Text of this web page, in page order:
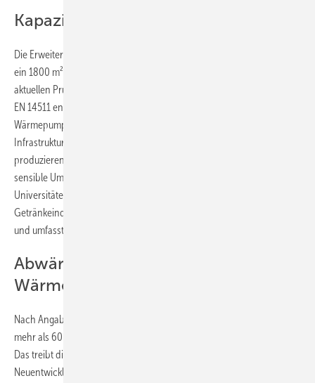
Kapazitäten für Großwärmepumpen
Die Erweiterung umfasst 2300 m² zusätzliche Produktionsfläche sowie
ein 1800 m² großes Kunden-Experience- und Testzentrum, das den
aktuellen Prüfnormen der European Heat Pump Association gemäß
EN 14511 entspricht. Dadurch kann Johnson Controls leistungsstarke
Wärmepumpen für den Einsatz in der Fernwärme, in der öffentlichen
Infrastruktur und in industriellen Anwendungen entwickeln,
produzieren und testen. Zu den Anwendungsfällen zählen auch
sensible Umgebungen wie Forschungscampi, Life-Science-Labore,
Universitäten sowie Unternehmen der Lebensmittel- und
Getränkeindustrie. Das Projekt schafft über 100 neue Arbeitsplätze
und umfasst die Modernisierung bestehender Gebäude am Standort.
Abwärme und Umweltenergie als
Wärmequellen nutzen
Nach Angaben der European Heat Pump Association macht Wärme
mehr als 60 % des Energieverbrauchs der europäischen Industrie aus.
Das treibt die Kosten in die Höhe und bindet Ressourcen, die sonst für
Neuentwicklungen und die Stärkung der Wettbewerbsfähigkeit genutzt